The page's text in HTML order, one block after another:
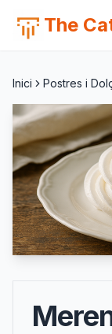
The
Inici Postres i